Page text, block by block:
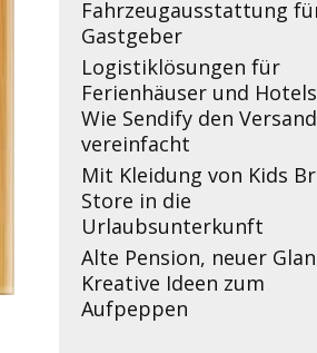
Fahrzeugausstattung
Gastgeber
Logistiklösungen für
Ferienhäuser und
Wie Sendify den Versand
vereinfacht
Mit Kleidung von Kids
Store in die
Urlaubsunterkunft
Alte Pension, neuer
Kreative Ideen zum
Aufpeppen